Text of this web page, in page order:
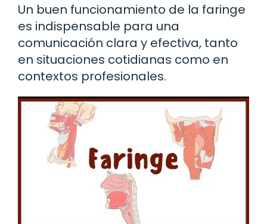
Un buen funcionamiento de la faringe
es indispensable para una
comunicación clara y efectiva, tanto
en situaciones cotidianas como en
contextos profesionales.